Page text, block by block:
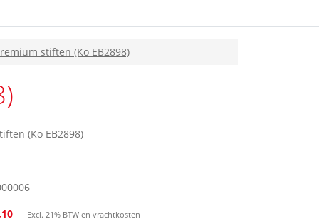
stiften (Kö EB2898)
(Kö EB2898)
Excl. 21% BTW en vrachtkosten